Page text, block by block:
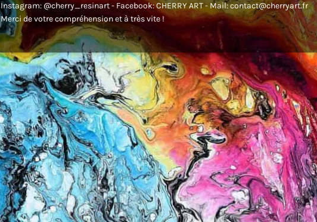
Instagram: @cherry_resinart - Facebook: CHERRY ART - Mail: contact@cherryart.fr
Merci de votre compréhension et à très vite !